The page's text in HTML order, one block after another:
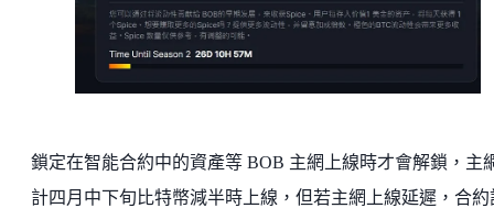
鎖定在智能合約中的資產等 BOB 主網上線時才會解鎖，主
計四月中下旬比特幣減半時上線，但若主網上線延遲，合約